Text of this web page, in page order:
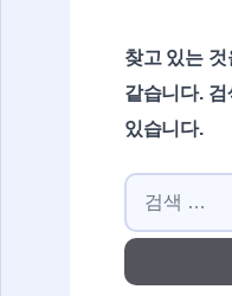
찾고 있는
같습니다.
있습니다.
검색: